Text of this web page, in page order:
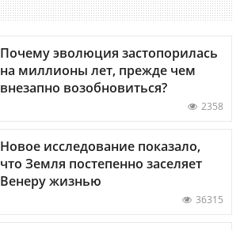
Почему эволюция застопорилась
на миллионы лет, прежде чем
внезапно возобновиться?
2358
Новое исследование показало,
что Земля постепенно заселяет
Венеру жизнью
36315